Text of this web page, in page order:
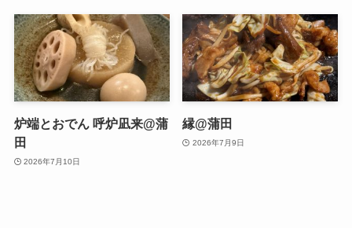
炉端とおでん 呼炉凪来@蒲
田
2026年7月10日
縁@蒲田
2026年7月9日